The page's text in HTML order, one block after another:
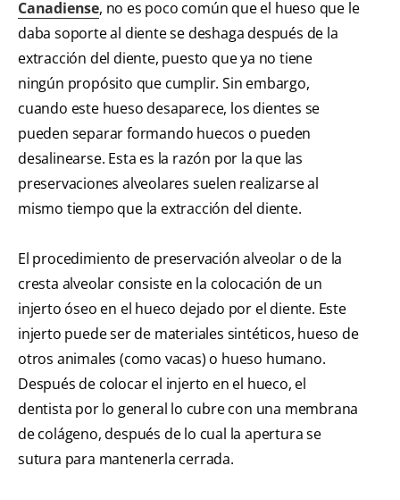
Canadiense, no es poco común que el hueso que le
daba soporte al diente se deshaga después de la
extracción del diente, puesto que ya no tiene
ningún propósito que cumplir. Sin embargo,
cuando este hueso desaparece, los dientes se
pueden separar formando huecos o pueden
desalinearse. Esta es la razón por la que las
preservaciones alveolares suelen realizarse al
mismo tiempo que la extracción del diente.
El procedimiento de preservación alveolar o de la
cresta alveolar consiste en la colocación de un
injerto óseo en el hueco dejado por el diente. Este
injerto puede ser de materiales sintéticos, hueso de
otros animales (como vacas) o hueso humano.
Después de colocar el injerto en el hueco, el
dentista por lo general lo cubre con una membrana
de colágeno, después de lo cual la apertura se
sutura para mantenerla cerrada.